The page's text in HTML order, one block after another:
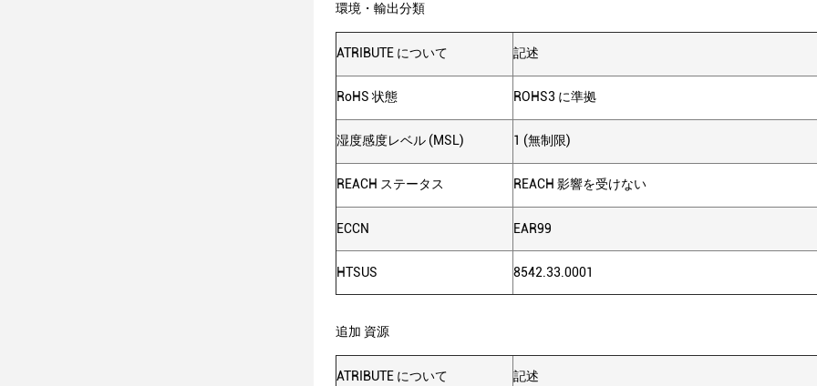
環境・輸出分類
ATRIBUTE について 記述
RoHS 状態 ROHS3 に準拠
湿度感度レベル (MSL) 1 (無制限)
REACH ステータス REACH 影響を受けない
ECCN EAR99
HTSUS 8542.33.0001
追加 資源
ATRIBUTE について 記述